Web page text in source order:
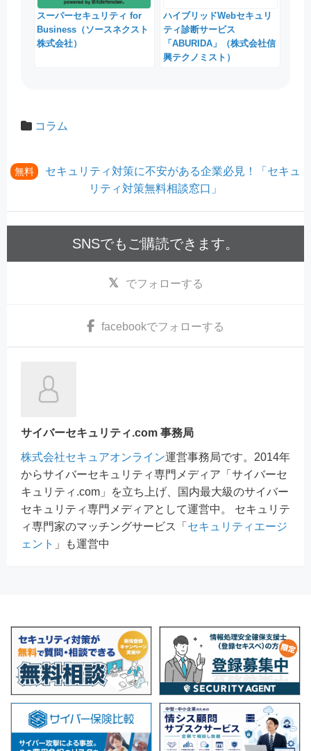
スーパーセキュリティ for
Business（ソースネクスト
株式会社）
ハイブリッドWebセキュリ
ティ診断サービス
「ABURIDA」（株式会社信
興テクノミスト）
コラム
無料
セキュリティ対策に不安がある企業必見！「セキュ
リティ対策無料相談窓口」
SNSでもご購読できます。
でフォローする
facebookでフォローする
サイバーセキュリティ.com 事務局
株式会社セキュアオンライン運営事務局です。2014年
からサイバーセキュリティ専門メディア「サイバーセ
キュリティ.com」を立ち上げ、国内最大級のサイバー
セキュリティ専門メディアとして運営中。 セキュリテ
ィ専門家のマッチングサービス「 セキュリティエージ
ェント 」も運営中